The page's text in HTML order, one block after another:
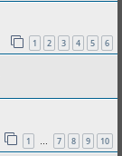
1 2 3 4 5 6
1 … 7 8 9 10